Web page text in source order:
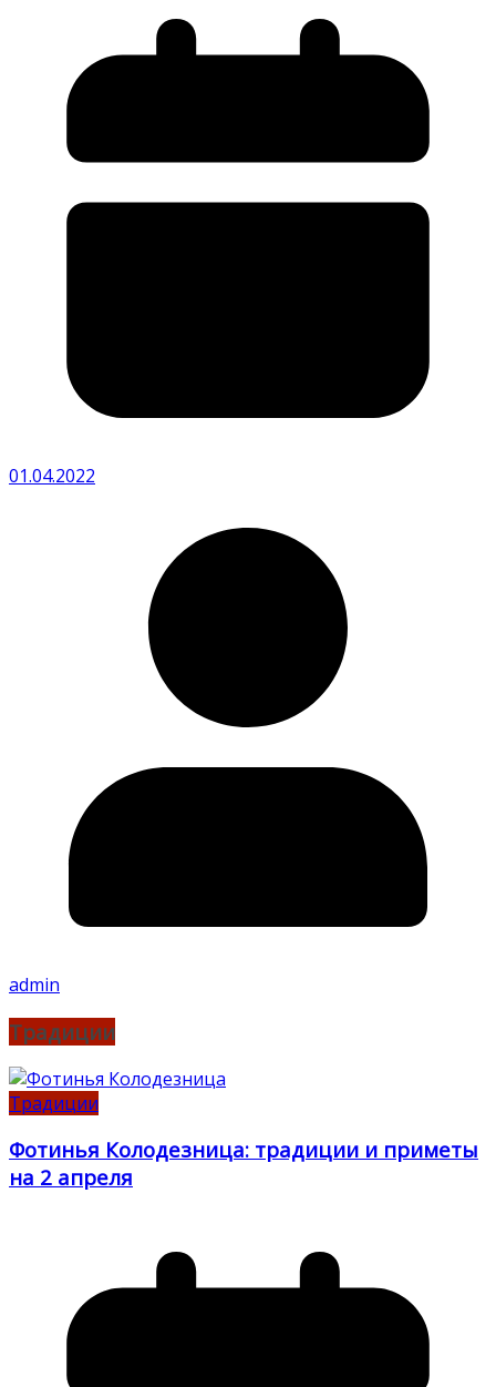
01.04.2022
admin
Традиции
Традиции
Фотинья Колодезница: традиции и приметы
на 2 апреля